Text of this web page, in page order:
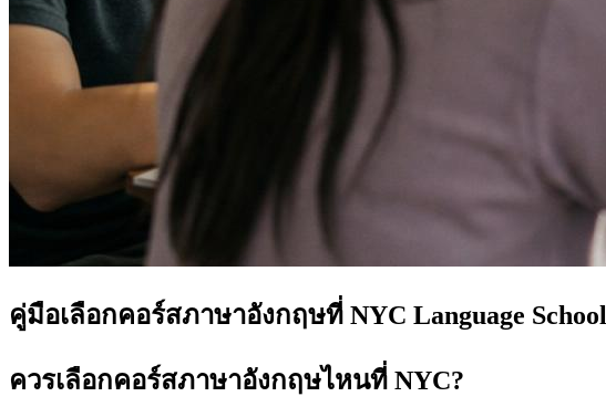
คู่มือเลือกคอร์สภาษาอังกฤษที่ NYC Language School
ควรเลือกคอร์สภาษาอังกฤษไหนที่ NYC?